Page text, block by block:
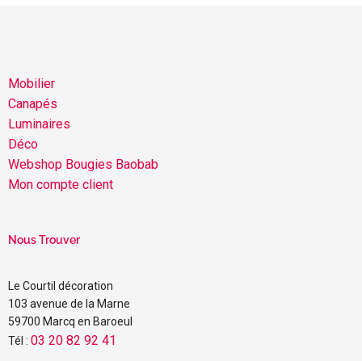
Mobilier
Canapés
Luminaires
Déco
Webshop Bougies Baobab
Mon compte client
Nous Trouver
Le Courtil décoration
103 avenue de la Marne
59700 Marcq en Baroeul
Tél : 03 20 82 92 41